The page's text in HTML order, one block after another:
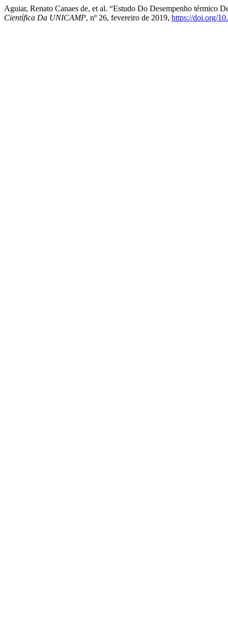
Aguiar, Renato Canaes de, et al. “Estudo Do Desempenho térmico
Científica Da UNICAMP, nº 26, fevereiro de 2019, https://doi.org/